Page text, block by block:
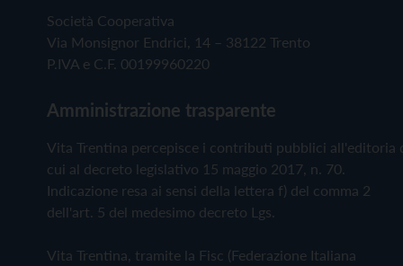
Società Cooperativa
Via Monsignor Endrici, 14 – 38122 Trento
P.IVA e C.F. 00199960220
Amministrazione trasparente
Vita Trentina percepisce i contributi pubblici all'editoria
cui al decreto legislativo 15 maggio 2017, n. 70.
Indicazione resa ai sensi della lettera f) del comma 2
dell'art. 5 del medesimo decreto Lgs.
Vita Trentina, tramite la Fisc (Federazione Italiana